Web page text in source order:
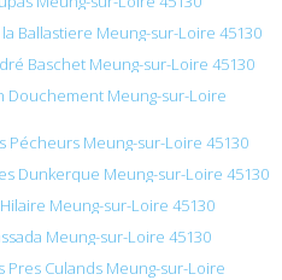
Ballastiere Meung-sur-Loire 45130
Baschet Meung-sur-Loire 45130
Douchement Meung-sur-Loire
Pécheurs Meung-sur-Loire 45130
Dunkerque Meung-sur-Loire 45130
Meung-sur-Loire 45130
Meung-sur-Loire 45130
Culands Meung-sur-Loire